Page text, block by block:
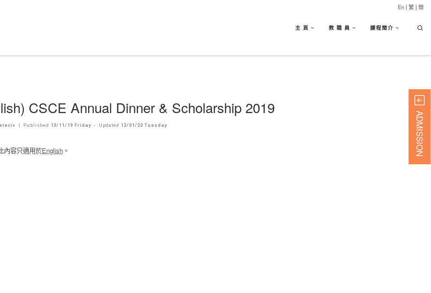
主 頁 教 職 員 課程簡介
En | 繁 | 簡
CSCE Annual Dinner & Scholarship 2019
Published 10/11/19 Friday - Updated 12/01/20 Tuesday
內容只適用於English 。 ADMISSION